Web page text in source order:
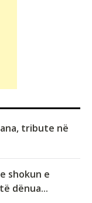
tribute në
shokun e
dënua...